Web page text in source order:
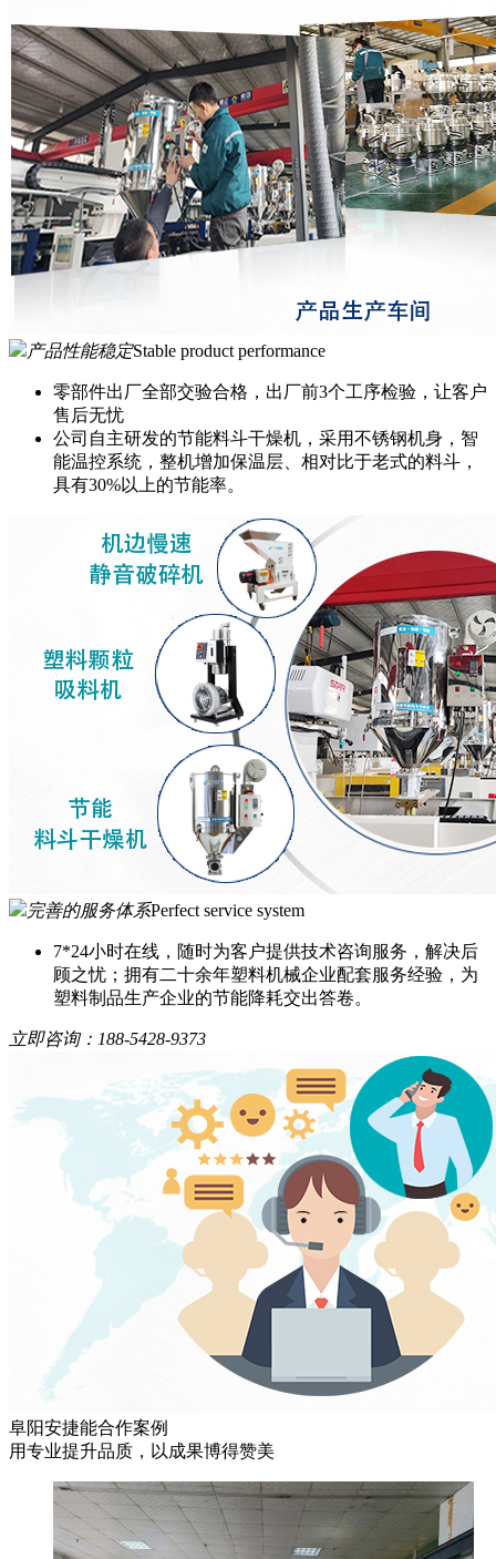
产品性能稳定Stable product performance
零部件出厂全部交验合格，出厂前3个工序检验，让客户
售后无忧
公司自主研发的节能料斗干燥机，采用不锈钢机身，智
能温控系统，整机增加保温层、相对比于老式的料斗，
具有30%以上的节能率。
完善的服务体系Perfect service system
7*24小时在线，随时为客户提供技术咨询服务，解决后
顾之忧；拥有二十余年塑料机械企业配套服务经验，为
塑料制品生产企业的节能降耗交出答卷。
立即咨询： 188-5428-9373
阜阳安捷能合作案例
用专业提升品质，以成果博得赞美